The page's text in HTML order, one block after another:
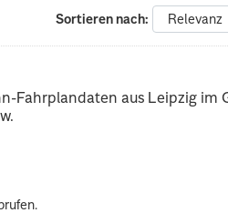
Sortieren nach
Fahrplandaten aus Leipzig im